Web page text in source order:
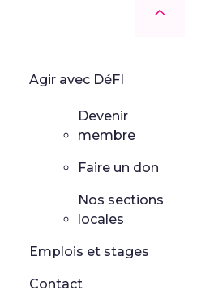
Agir avec DéFI
Devenir
membre
Faire un don
Nos sections
locales
Emplois et stages
Contact